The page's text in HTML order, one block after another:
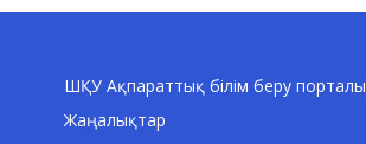
ШҚУ Ақпараттық білім беру порталы
Жаңалықтар